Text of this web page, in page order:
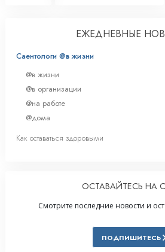
ЕЖЕДНЕВНЫЕ
Саентологи @в жизни
@в жизни
@в организации
@на работе
@дома
Как оставаться здоровыми
ОСТАВАЙТЕСЬ НА
Смотрите последние новости и
ПОДПИШИТЕСЬ